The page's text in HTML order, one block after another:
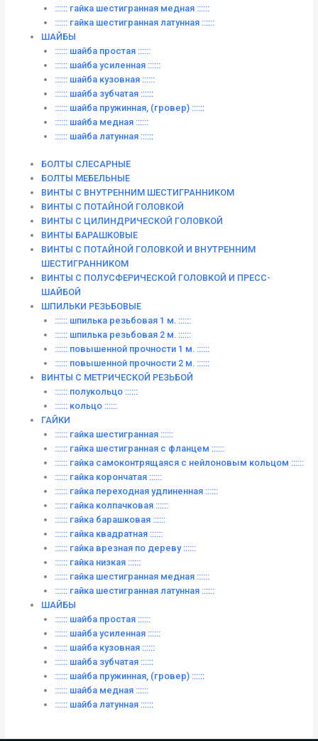
:::::: гайка шестигранная медная ::::::
:::::: гайка шестигранная латунная ::::::
ШАЙБЫ
:::::: шайба простая ::::::
:::::: шайба усиленная ::::::
:::::: шайба кузовная ::::::
:::::: шайба зубчатая ::::::
:::::: шайба пружинная, (гровер) ::::::
:::::: шайба медная ::::::
:::::: шайба латунная ::::::
БОЛТЫ СЛЕСАРНЫЕ
БОЛТЫ МЕБЕЛЬНЫЕ
ВИНТЫ С ВНУТРЕННИМ ШЕСТИГРАННИКОМ
ВИНТЫ С ПОТАЙНОЙ ГОЛОВКОЙ
ВИНТЫ С ЦИЛИНДРИЧЕСКОЙ ГОЛОВКОЙ
ВИНТЫ БАРАШКОВЫЕ
ВИНТЫ С ПОТАЙНОЙ ГОЛОВКОЙ И ВНУТРЕННИМ
ШЕСТИГРАННИКОМ
ВИНТЫ С ПОЛУСФЕРИЧЕСКОЙ ГОЛОВКОЙ И ПРЕСС-
ШАЙБОЙ
ШПИЛЬКИ РЕЗЬБОВЫЕ
:::::: шпилька резьбовая 1 м. ::::::
:::::: шпилька резьбовая 2 м. ::::::
:::::: повышенной прочности 1 м. ::::::
:::::: повышенной прочности 2 м. ::::::
ВИНТЫ C МЕТРИЧЕСКОЙ РЕЗЬБОЙ
:::::: полукольцо ::::::
:::::: кольцо ::::::
ГАЙКИ
:::::: гайка шестигранная ::::::
:::::: гайка шестигранная с фланцем ::::::
:::::: гайка самоконтрящаяся с нейлоновым кольцом ::::::
:::::: гайка корончатая ::::::
:::::: гайка переходная удлиненная ::::::
:::::: гайка колпачковая ::::::
:::::: гайка барашковая ::::::
:::::: гайка квадратная ::::::
:::::: гайка врезная по дереву ::::::
:::::: гайка низкая ::::::
:::::: гайка шестигранная медная ::::::
:::::: гайка шестигранная латунная ::::::
ШАЙБЫ
:::::: шайба простая ::::::
:::::: шайба усиленная ::::::
:::::: шайба кузовная ::::::
:::::: шайба зубчатая ::::::
:::::: шайба пружинная, (гровер) ::::::
:::::: шайба медная ::::::
:::::: шайба латунная ::::::